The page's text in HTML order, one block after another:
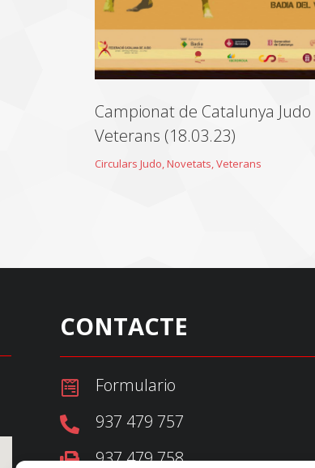
Campionat de Catalunya Judo
Veterans (18.03.23)
Circulars Judo,Novetats,Veterans
CONTACTE
Formulario
937 479 757
937 479 758